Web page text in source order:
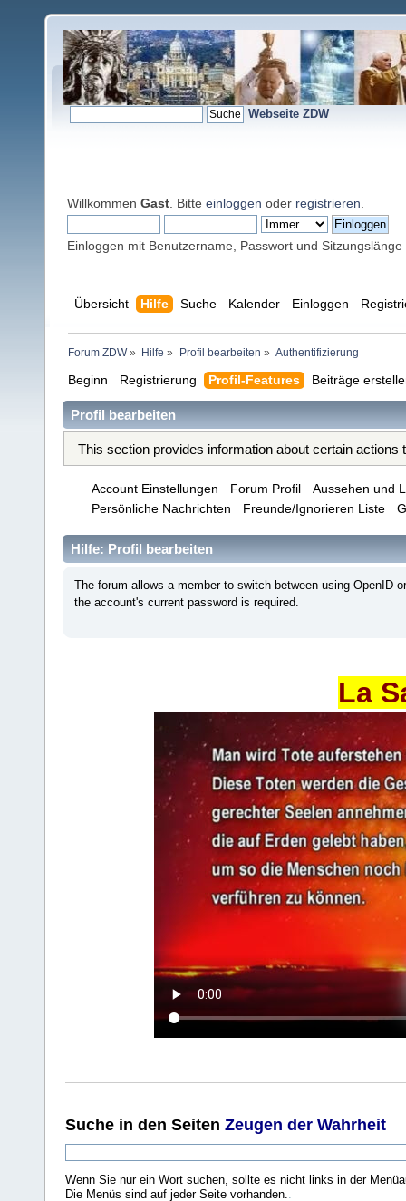
Webseite ZDW
Willkommen Gast . Bitte einloggen oder registrieren
Einloggen mit Benutzername, Passwort und Sitzungslänge
Übersicht Hilfe Suche Kalender Einloggen
Forum ZDW» Hilfe » Profil bearbeiten » Authentifizierung
Beginn Registrierung Profil-Features Beiträge
Profil bearbeiten
This section provides information about certain
Account Einstellungen Forum Profil
Aussehen und
Persönliche Nachrichten
Freunde/Ignorieren Liste
Hilfe: Profil bearbeiten
The forum allows a member to switch between using OpenID
the account's current password is required.
La
Suche in den Seiten Zeugen der Wahrheit
Wenn Sie nur ein Wort suchen, sollte es nicht links in der
Die Menüs sind auf jeder Seite vorhanden.